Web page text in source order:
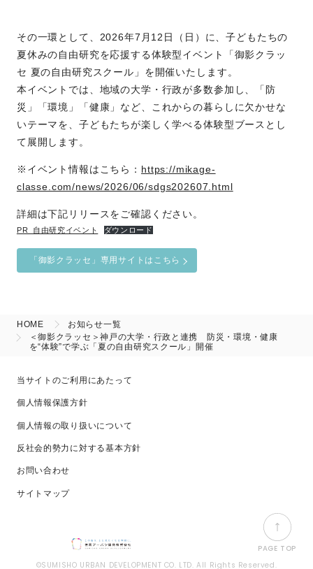
その一環として、2026年7月12日（日）に、子どもたちの
夏休みの自由研究を応援する体験型イベント「御影クラッ
セ 夏の自由研究スクール」を開催いたします。
本イベントでは、地域の大学・行政が多数参加し、「防
災」「環境」「健康」など、これからの暮らしに欠かせな
いテーマを、子どもたちが楽しく学べる体験型ブースとし
て展開します。
※イベント情報はこちら： https://mikage-
classe.com/news/2026/06/sdgs202607.html
詳細は下記リリースをご確認ください。
PR_自由研究イベント ダウンロード
「御影クラッセ」専用サイトはこちら
HOME
お知らせ一覧
＜御影クラッセ＞神戸の大学・行政と連携 防災・環境・健康
を“体験”で学ぶ「夏の自由研究スクール」開催
PAGE TOP
当サイトのご利用にあたって
個人情報保護方針
個人情報の取り扱いについて
反社会的勢力に対する基本方針
お問い合わせ
サイトマップ
©SUMISHO URBAN DEVELOPMENT CO. LTD. All Rights Reserved.